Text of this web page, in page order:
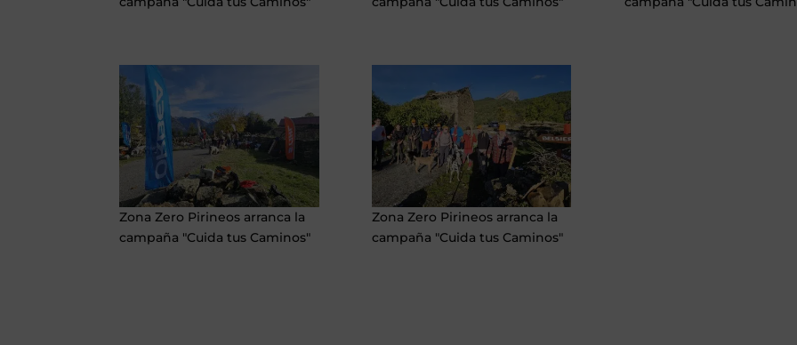
Zona Zero Pirineos arranca la
campaña "Cuida tus Caminos"
Zona Zero Pirineos arranca la
campaña "Cuida tus Caminos"